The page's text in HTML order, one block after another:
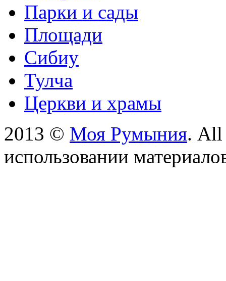
Парки и сады
Площади
Сибиу
Тулча
Церкви и храмы
2013 © Моя Румыния. All
использовании